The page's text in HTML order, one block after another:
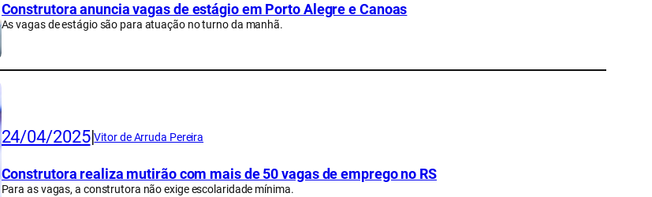
Construtora anuncia vagas de estágio em Porto Alegre e Canoas
As vagas de estágio são para atuação no turno da manhã.
24/04/2025|Vitor de Arruda Pereira
Construtora realiza mutirão com mais de 50 vagas de emprego no RS
Para as vagas, a construtora não exige escolaridade mínima.